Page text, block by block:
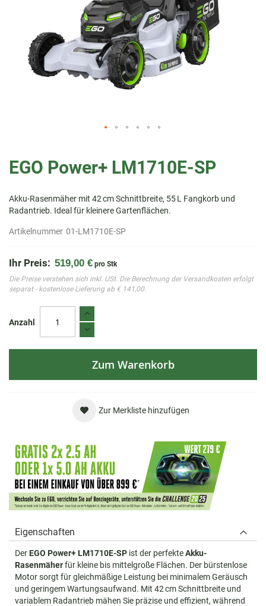
der
EGO Power+ LM1710E-SP
Akku-Rasenmäher mit 42 cm Schnittbreite, 55 L Fangkorb und
Radantrieb. Ideal für kleinere Gartenflächen.
Artikelnummer 01-LM1710E-SP
Ihr Preis: 519,00 € pro Stk
Die Preise verstehen sich inkl. USt. Die Berechnung der Versandkosten erfolgt
separat - kostenlose Lieferung ab € 141,00.
Anzahl
Zum Warenkorb
Zur Merkliste hinzufügen
Eigenschaften
Der EGO Power+ LM1710E-SP ist der perfekteAkku-
Rasenmäherfür kleine bis mittelgroße Flächen. Der bürstenlose
Motor sorgt für gleichmäßige Leistung bei minimalem Geräusch
und geringem Wartungsaufwand. Mit 42 cm Schnittbreite und
variablem Radantrieb mähen Sie präzise und effizient, während